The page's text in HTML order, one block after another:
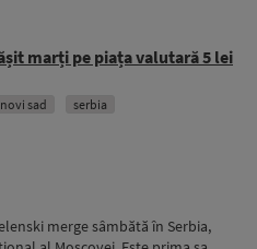
marți pe piața valutară 5 lei
novi sad serbia
merge sâmbătă în Serbia,